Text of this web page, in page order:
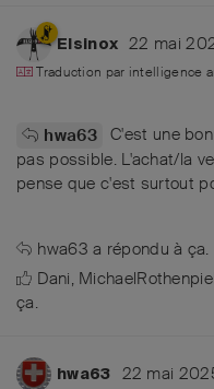
Elsinox 22 mai
Traduction par intelligence
hwa63
C'est une
pas possible. L'achat/la
pense que c'est surtout
hwa63 a répondu à ça.
Dani,
ça.
hwa63 22 mai